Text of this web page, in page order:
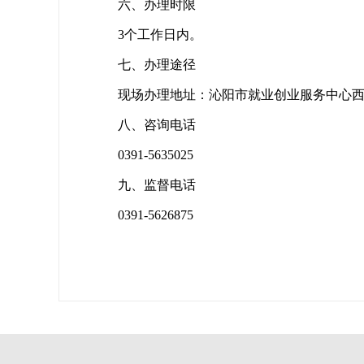
六、办理时限
3个工作日内。
七、办理途径
现场办理地址： 沁阳市就业创业服务中心
八、咨询电话
0391-5635025
九、监督电话
0391-5626875